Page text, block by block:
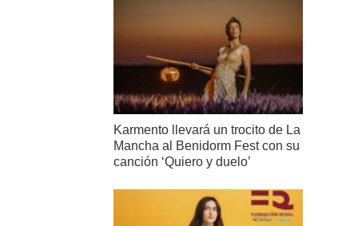
Karmento llevará un trocito de La
Mancha al Benidorm Fest con su
canción ‘Quiero y duelo’